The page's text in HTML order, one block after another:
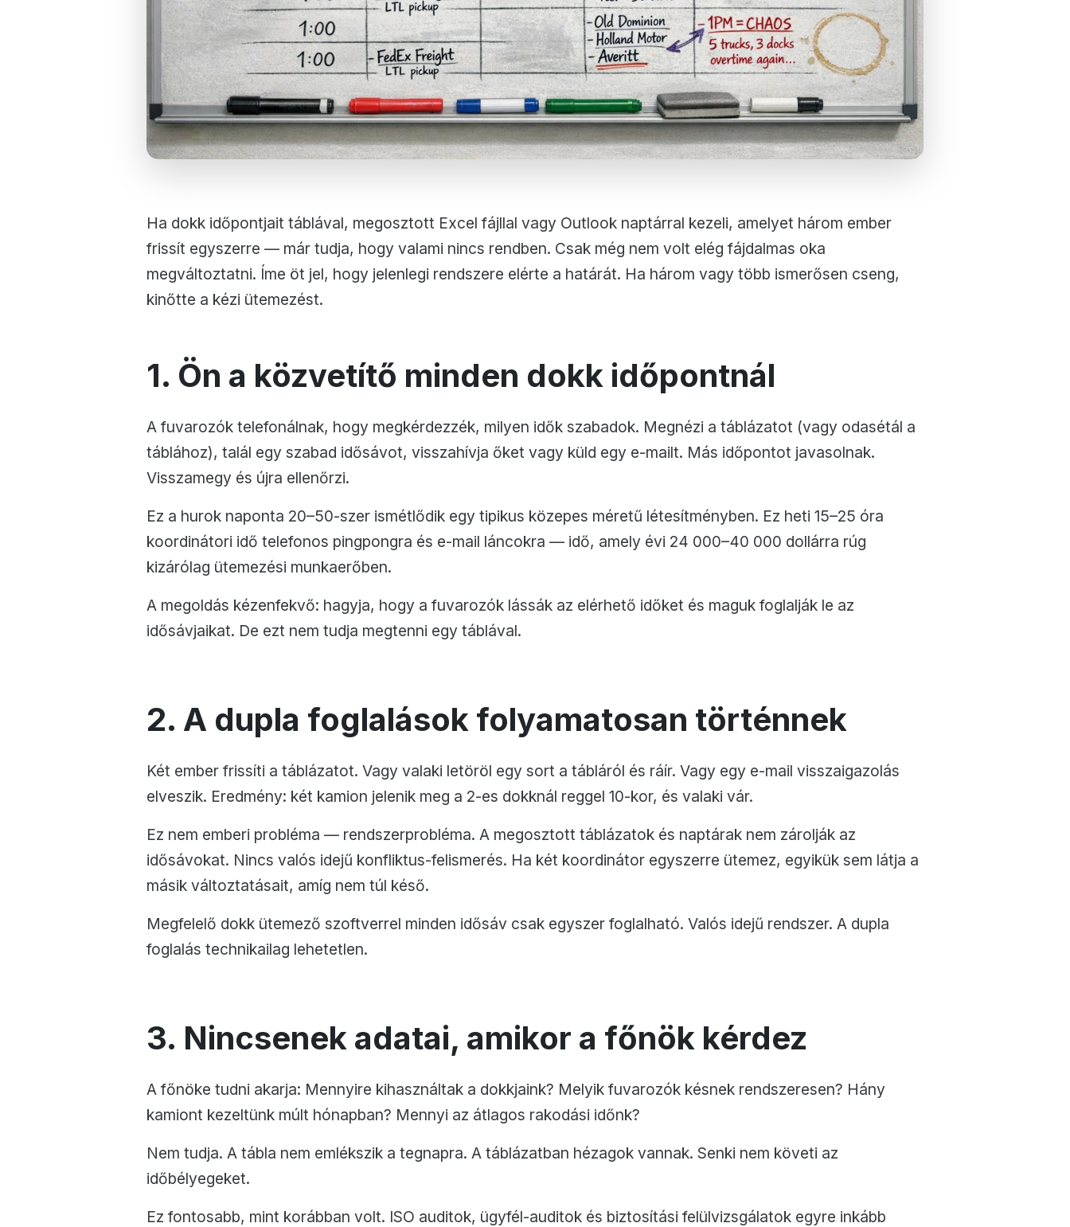
Ha dokk időpontjait táblával, megosztott Excel fájllal vagy Outlook naptárral kezeli, amelyet három ember
frissít egyszerre — már tudja, hogy valami nincs rendben. Csak még nem volt elég fájdalmas oka
megváltoztatni. Íme öt jel, hogy jelenlegi rendszere elérte a határát. Ha három vagy több ismerősen cseng,
kinőtte a kézi ütemezést.
1. Ön a közvetítő minden dokk időpontnál
A fuvarozók telefonálnak, hogy megkérdezzék, milyen idők szabadok. Megnézi a táblázatot (vagy odasétál a
táblához), talál egy szabad idősávot, visszahívja őket vagy küld egy e-mailt. Más időpontot javasolnak.
Visszamegy és újra ellenőrzi.
Ez a hurok naponta 20–50-szer ismétlődik egy tipikus közepes méretű létesítményben. Ez heti 15–25 óra
koordinátori idő telefonos pingpongra és e-mail láncokra — idő, amely évi 24 000–40 000 dollárra rúg
kizárólag ütemezési munkaerőben.
A megoldás kézenfekvő: hagyja, hogy a fuvarozók lássák az elérhető időket és maguk foglalják le az
idősávjaikat. De ezt nem tudja megtenni egy táblával.
2. A dupla foglalások folyamatosan történnek
Két ember frissíti a táblázatot. Vagy valaki letöröl egy sort a tábláról és ráír. Vagy egy e-mail visszaigazolás
elveszik. Eredmény: két kamion jelenik meg a 2-es dokknál reggel 10-kor, és valaki vár.
Ez nem emberi probléma — rendszerprobléma. A megosztott táblázatok és naptárak nem zárolják az
idősávokat. Nincs valós idejű konfliktus-felismerés. Ha két koordinátor egyszerre ütemez, egyikük sem látja a
másik változtatásait, amíg nem túl késő.
Megfelelő dokk ütemező szoftverrel minden idősáv csak egyszer foglalható. Valós idejű rendszer. A dupla
foglalás technikailag lehetetlen.
3. Nincsenek adatai, amikor a főnök kérdez
A főnöke tudni akarja: Mennyire kihasználtak a dokkjaink? Melyik fuvarozók késnek rendszeresen? Hány
kamiont kezeltünk múlt hónapban? Mennyi az átlagos rakodási időnk?
Nem tudja. A tábla nem emlékszik a tegnapra. A táblázatban hézagok vannak. Senki nem követi az
időbélyegeket.
Ez fontosabb, mint korábban volt. ISO auditok, ügyfél-auditok és biztosítási felülvizsgálatok egyre inkább